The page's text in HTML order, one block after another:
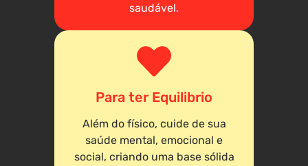
saudável.
Para ter Equilibrio
Além do físico, cuide de sua
saúde mental, emocional e
social, criando uma base sólida